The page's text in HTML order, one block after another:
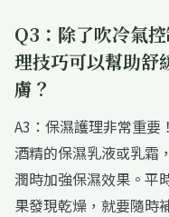
Q3：除了吹冷氣
理技巧可以幫助舒
膚？
A3：保濕護理非常重要
酒精的保濕乳液或乳霜
潤時加強保濕效果。平
果發現乾燥，就要隨時